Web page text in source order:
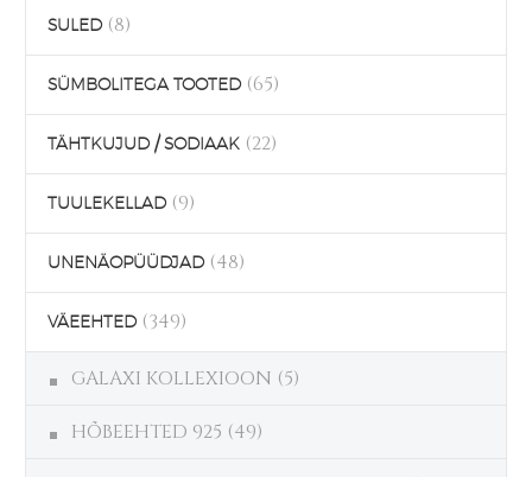
SULED (8)
SÜMBOLITEGA TOOTED (65)
TÄHTKUJUD / SODIAAK (22)
TUULEKELLAD (9)
UNENÄOPÜÜDJAD (48)
VÄEEHTED (349)
GALAXI KOLLEXIOON (5)
HÕBEEHTED 925 (49)